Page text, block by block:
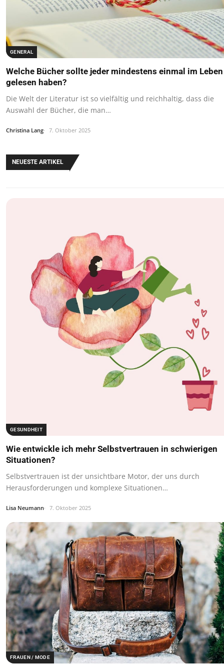
GENERAL
Welche Bücher sollte jeder mindestens einmal im Leben
gelesen haben?
Die Welt der Literatur ist so vielfältig und reichhaltig, dass die
Auswahl der Bücher, die man…
Christina Lang 7. Oktober 2025
NEUESTE ARTIKEL
GESUNDHEIT
Wie entwickle ich mehr Selbstvertrauen in schwierigen
Situationen?
Selbstvertrauen ist der unsichtbare Motor, der uns durch
Herausforderungen und komplexe Situationen…
Lisa Neumann 7. Oktober 2025
FRAUEN / MODE